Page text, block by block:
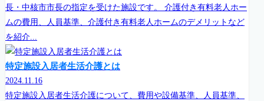
長・中核市市長の指定を受けた施設です。 介護付き有料老人ホー
ムの費用、人員基準、介護付き有料老人ホームのデメリットなど
を紹介...
特定施設入居者生活介護とは
2024.11.16
特定施設入居者生活介護について、費用や設備基準、人員基準、